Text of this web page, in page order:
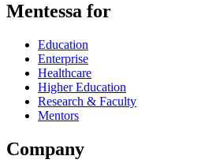
Mentessa for
Education
Enterprise
Healthcare
Higher Education
Research & Faculty
Mentors
Company